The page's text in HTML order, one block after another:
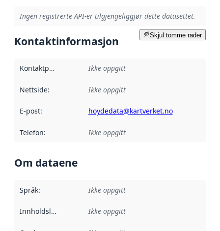
Ingen registrerte API-er tilgjengeliggjør dette datasettet.
Skjul tomme rader
Kontaktinformasjon
Kontaktpunkt Ikke oppgitt
Nettside: Ikke oppgitt
E-post: hoydedata@kartverket.no
Telefon: Ikke oppgitt
Om dataene
Språk: Ikke oppgitt
Innholdsleverandører :
Ikke oppgitt